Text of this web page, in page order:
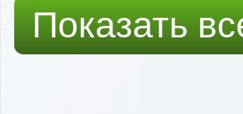
Показать